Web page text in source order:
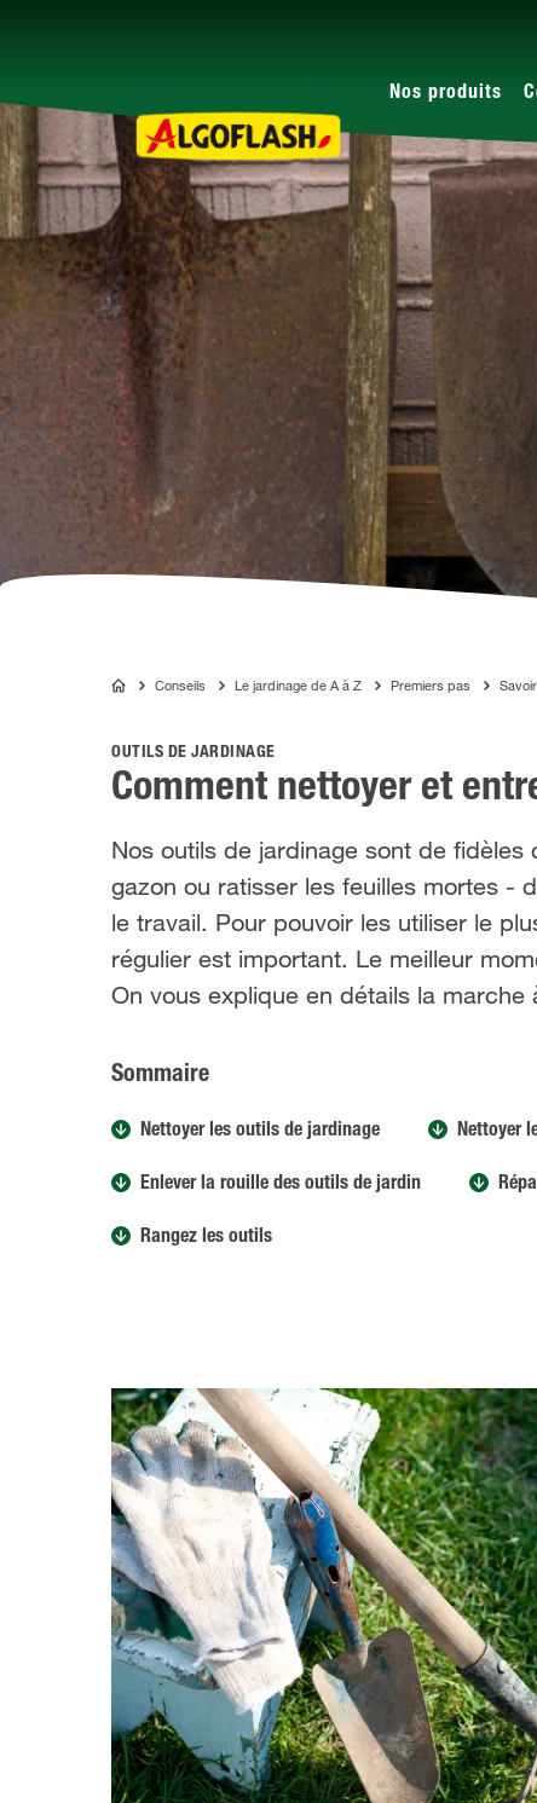
Nos produits
ALGOFLASH
Conseils Le jardinage de A à Z Premiers pas
OUTILS DE JARDINAGE
Comment nettoyer et
Nos outils de jardinage sont de
gazon ou ratisser les feuilles mortes -
le travail. Pour pouvoir les utiliser le
régulier est important. Le meilleur
On vous explique en détails la marche
Sommaire
Nettoyer les outils de jardinage Nettoyer
Enlever la rouille des outils de jardin
Rangez les outils